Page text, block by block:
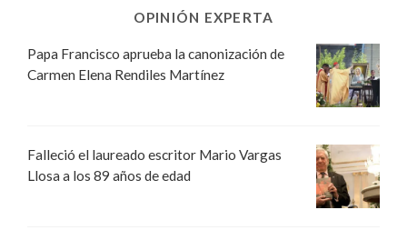
OPINIÓN EXPERTA
Papa Francisco aprueba la canonización de
Carmen Elena Rendiles Martínez
Falleció el laureado escritor Mario Vargas
Llosa a los 89 años de edad